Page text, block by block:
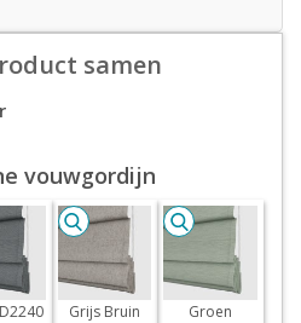
samen
vouwgordijn
Grijs Bruin
Groen